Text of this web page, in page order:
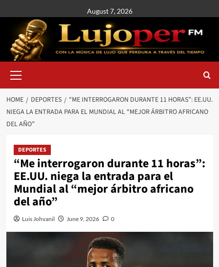
August 7, 2026
HOME DEPORTES
“ME INTERROGARON DURANTE 11 HORAS”: EE.UU.
NIEGA LA ENTRADA PARA EL MUNDIAL AL “MEJOR ÁRBITRO AFRICANO
DEL AÑO”
DEPORTES
“Me interrogaron durante 11 horas”:
EE.UU. niega la entrada para el
Mundial al “mejor árbitro africano
del año”
Luis Johvanil June 9, 2026 0